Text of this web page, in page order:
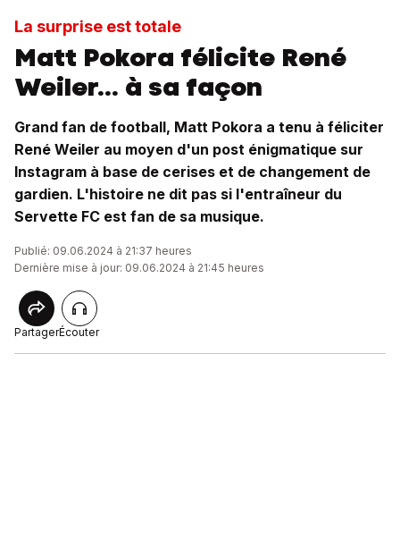
La surprise est totale
Matt Pokora félicite René
Weiler... à sa façon
Grand fan de football, Matt Pokora a tenu à féliciter
René Weiler au moyen d'un post énigmatique sur
Instagram à base de cerises et de changement de
gardien. L'histoire ne dit pas si l'entraîneur du
Servette FC est fan de sa musique.
Publié: 09.06.2024 à 21:37 heures
Dernière mise à jour: 09.06.2024 à 21:45 heures
PartagerÉcouter